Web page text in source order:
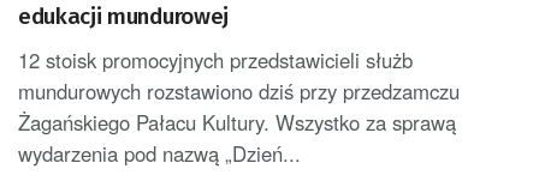
edukacji mundurowej
12 stoisk promocyjnych przedstawicieli służb
mundurowych rozstawiono dziś przy przedzamczu
Żagańskiego Pałacu Kultury. Wszystko za sprawą
wydarzenia pod nazwą „Dzień...